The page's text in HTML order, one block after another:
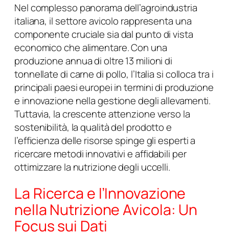
Nel complesso panorama dell’agroindustria
italiana, il settore avicolo rappresenta una
componente cruciale sia dal punto di vista
economico che alimentare. Con una
produzione annua di oltre 13 milioni di
tonnellate di carne di pollo, l’Italia si colloca tra i
principali paesi europei in termini di produzione
e innovazione nella gestione degli allevamenti.
Tuttavia, la crescente attenzione verso la
sostenibilità, la qualità del prodotto e
l’efficienza delle risorse spinge gli esperti a
ricercare metodi innovativi e affidabili per
ottimizzare la nutrizione degli uccelli.
La Ricerca e l’Innovazione
nella Nutrizione Avicola: Un
Focus sui Dati